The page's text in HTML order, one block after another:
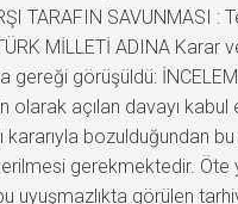
TARAFIN SAVUNMASI :
MİLLETİ ADINA Karar
görüşüldü:
olarak açılan davayı
kararıyla bozulduğundan
gerekmektedir. Öte
uyuşmazlıkta görülen